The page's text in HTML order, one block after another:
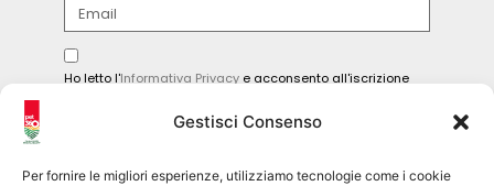
Gestisci Consenso
Per fornire le migliori esperienze, utilizziamo tecnologie come i cookie
Ho letto l'Informativa Privacy e acconsento all'iscrizione
INVIA